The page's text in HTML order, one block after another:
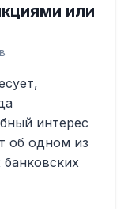
или
интерес
об одном из